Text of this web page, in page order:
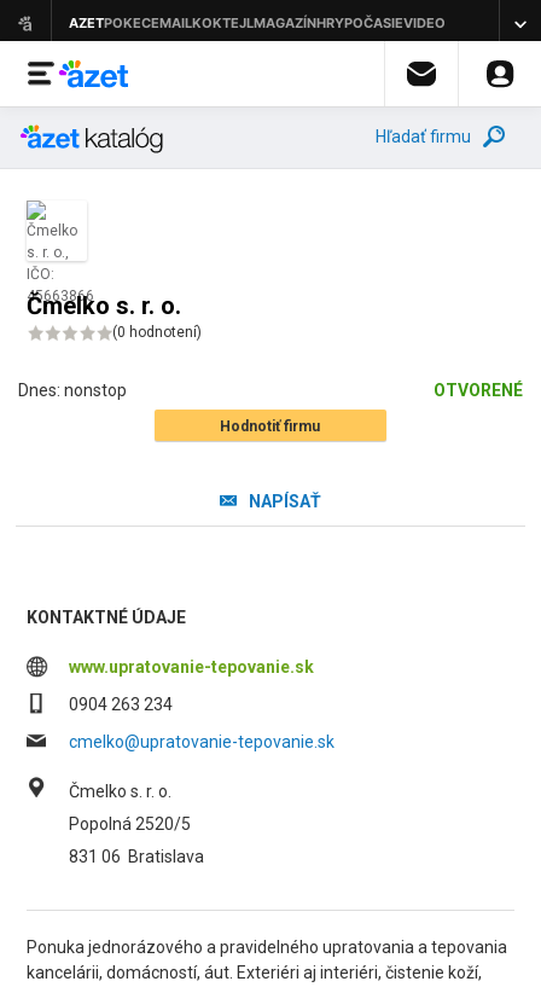
Hľadať firmu
Čmelko s. r. o.
(0 hodnotení)
Dnes: nonstop OTVORENÉ
Hodnotiť firmu
NAPÍSAŤ
KONTAKTNÉ ÚDAJE
www.upratovanie-tepovanie.sk
0904 263 234
cmelko@upratovanie-tepovanie.sk
Čmelko s. r. o.
Popolná 2520/5
831 06 Bratislava
Ponuka jednorázového a pravidelného upratovania a tepovania
kancelárii, domácností, áut. Exteriéri aj interiéri, čistenie koží,